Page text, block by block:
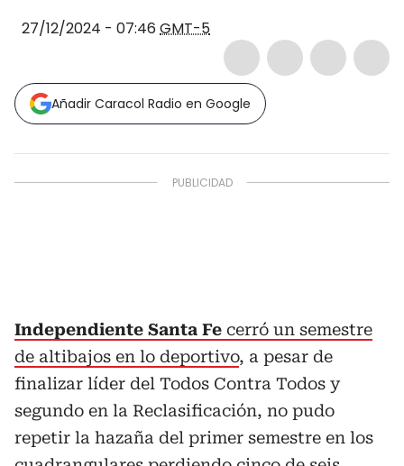
27/12/2024 - 07:46 GMT-5
Añadir Caracol Radio en Google
Independiente Santa Fe cerró un semestre
de altibajos en lo deportivo, a pesar de
finalizar líder del Todos Contra Todos y
segundo en la Reclasificación, no pudo
repetir la hazaña del primer semestre en los